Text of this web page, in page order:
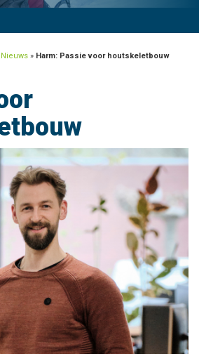
Nieuws » Harm: Passie voor houtskeletbouw